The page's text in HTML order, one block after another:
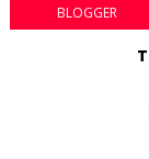
BLOGGER